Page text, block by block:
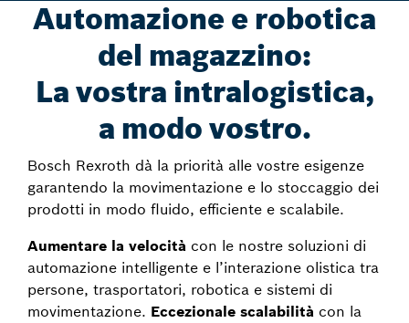
Automazione e robotica
del magazzino:
La vostra intralogistica,
a modo vostro.
Bosch Rexroth dà la priorità alle vostre esigenze
garantendo la movimentazione e lo stoccaggio dei
prodotti in modo fluido, efficiente e scalabile.
Aumentare la velocità con le nostre soluzioni di
automazione intelligente e l’interazione olistica tra
persone, trasportatori, robotica e sistemi di
movimentazione. Eccezionale scalabilità con la